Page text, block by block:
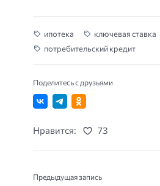
ипотека ключевая ставка
потребительский кредит
Поделитесь с друзьями
Нравится: 73
Предыдущая запись